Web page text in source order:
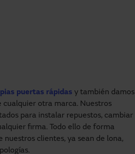
puertas rápidas y también damos
cualquier otra marca. Nuestros
para instalar repuestos, cambiar
firma. Todo ello de forma
clientes, ya sean de lona,